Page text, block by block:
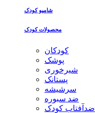
شامپو کودک
محصولات کودک
کودکان
پوشک
شیرخوری
پستانک
سرشیشه
ضد سبوره
ضدآفتاب کودک